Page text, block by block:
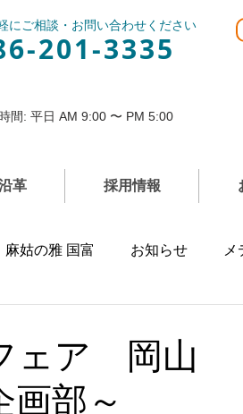
201-3335
にご相談・お問い合わせください
間: 平日 AM 9:00 〜 PM 5:00
革 採用情報
麻姑の雅 国富 お知らせ
ェア 岡山
部～